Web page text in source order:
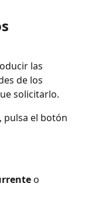
de los
solicitarlo.
, pulsa el botón
o